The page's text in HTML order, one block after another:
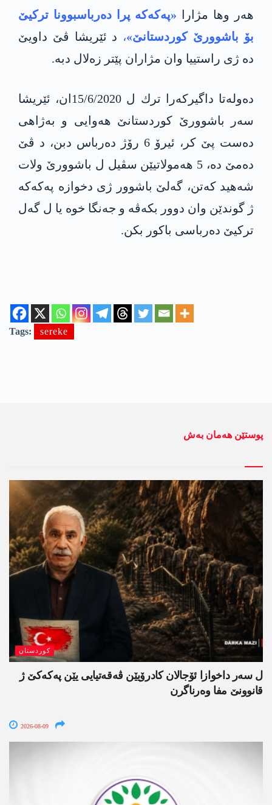
هه‌ر وها مژارا «په‌كه‌كه‌ پرا ده‌رباسبوونا تركیێ
بۆ باشوورێ كوردستانێ»، د ئێریشا ڤێ داویێ
ده‌ ژی راستییا وان مژاران پێتر زه‌لال دبه‌.
ده‌وله‌تا داگیركه‌را ترك ل 15/6/2020ان، ئێریشا
سه‌ر باشوورێ كوردستانێ هه‌وایی و به‌ژاهی
ده‌ست پێ كر، ئیرۆ 6 رۆژ ده‌رباس دبن، د ڤێ
ده‌مێ ده‌، 5 هه‌مولاتیێن سڤیل ل باشوورێ ولات
شه‌هید كه‌تن، گه‌لێ باشوور ژی دخوازه‌ په‌كه‌كه‌
ژ گوندێن وان دوور بكه‌ڤه‌ و جه‌نگا خوه‌ یا ل گه‌ل
تركیێ ده‌رباسی باكور بكن.
Tags: sereke
پوستێن ھەمان بەش
کوردستان
ل سەر داخوازا ئۆجالان کادرۆیێن ڤەقەتیایی یێن پەکەکێ ژ
قانوونێ مفا وەرناگرن
2026-08-09